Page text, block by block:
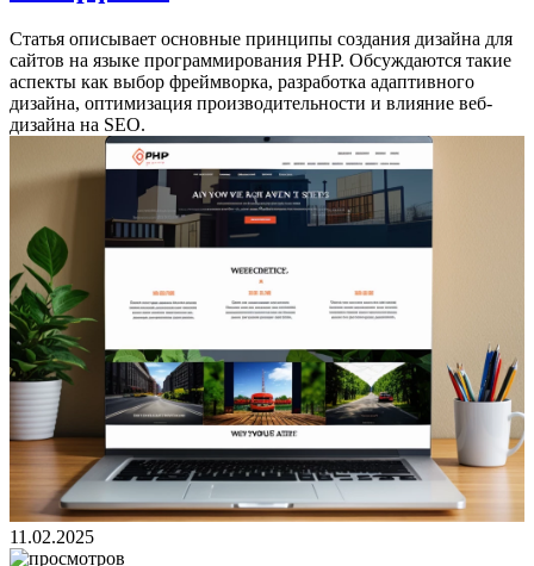
Статья описывает основные принципы создания дизайна для
сайтов на языке программирования PHP. Обсуждаются такие
аспекты как выбор фреймворка, разработка адаптивного
дизайна, оптимизация производительности и влияние веб-
дизайна на SEO.
11.02.2025